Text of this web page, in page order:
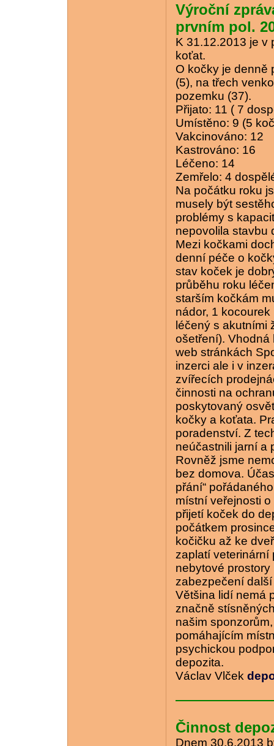
Výroční
prvním pol.
K 31.12.2013 je v
koťat.
O kočky je denně
(5), na třech
pozemku (37).
Přijato: 11 ( 7
Umístěno: 9 (5
Vakcinováno: 12
Kastrováno: 16
Léčeno: 14
Zemřelo: 4
Na počátku roku
musely být
problémy s
nepovolila stavbu
Mezi kočkami
denní péče o
stav koček je
průběhu roku
starším kočkám
nádor, 1
léčený s akutními
ošetření).
web stránkách
inzerci ale i v
zvířecích
činnosti na
poskytovaný
kočky a koťata.
poradenství. Z
neúčastnili jarní a
Rovněž jsme
bez domova.
přání“
místní veřejnosti
přijetí koček do
počátkem
kočičku až ke
zaplatí veterinární
nebytové
zabezpečení
Většina lidí nemá
značně
našim
pomáhajícím
psychickou
depozita.
Václav Vlček
Činnost
Dnem 30.6.2013